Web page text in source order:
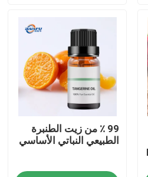
99 ٪ من زيت الطنبرة
الطبيعي النباتي الأساسي